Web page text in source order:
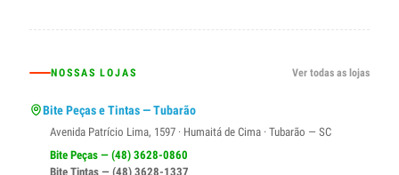
NOSSAS LOJAS Ver todas as lojas
Bite Peças e Tintas — Tubarão
Avenida Patrício Lima, 1597 · Humaitá de Cima · Tubarão — SC
Bite Peças — (48) 3628-0860
Bite Tintas — (48) 3628-1337